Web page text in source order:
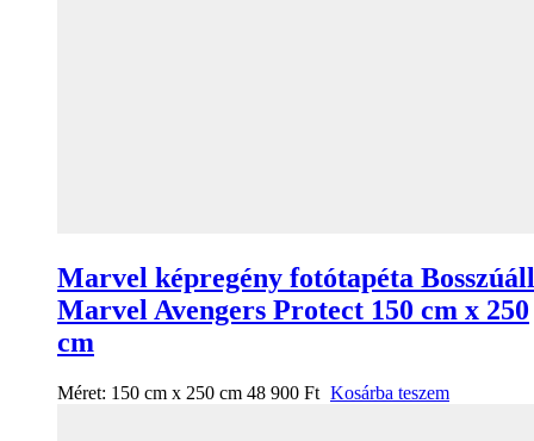
Marvel képregény fotótapéta
Marvel Avengers Protect 150 cm x 250
cm
Méret: 150 cm x 250 cm 48 900 Ft Kosárba teszem